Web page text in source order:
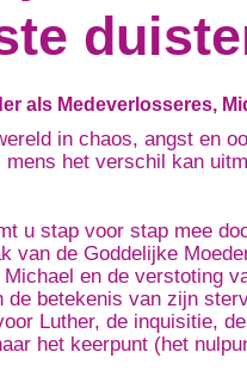
als Medeverlosseres,
in chaos, angst en
mens het verschil kan
u stap voor stap mee
van de Goddelijke
en de verstoting
de betekenis van zijn
Luther, de inquisitie,
het keerpunt (het